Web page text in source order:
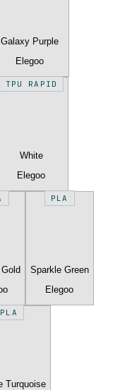
Galaxy Purple
Elegoo
TPU RAPID
White
Elegoo
PLA
Sparkle Green
Elegoo
PLA
Turquoise